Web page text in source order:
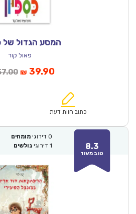
המסע הגדול של
פאול קור
המחיר
₪57.00.
₪ 39.90המחיר
הוא:
כתוב חוות דעת
8.3
טוב מאוד
0 דירוגי מומחים
1 דירוגי גולשים